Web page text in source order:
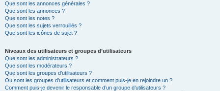
Que sont les annonces générales ?
Que sont les annonces ?
Que sont les notes ?
Que sont les sujets verrouillés ?
Que sont les icônes de sujet ?
Niveaux des utilisateurs et groupes d’utilisateurs
Que sont les administrateurs ?
Que sont les modérateurs ?
Que sont les groupes d’utilisateurs ?
Où sont les groupes d’utilisateurs et comment puis-je en rejoindre un ?
Comment puis-je devenir le responsable d’un groupe d’utilisateurs ?